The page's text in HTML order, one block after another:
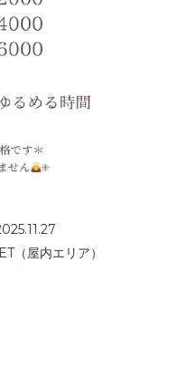
（屋内エリア）